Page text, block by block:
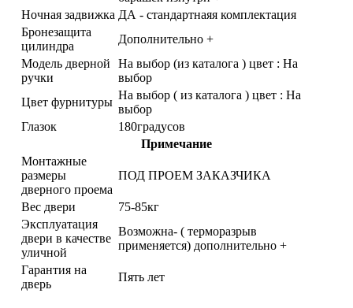
Ночная задвижка ДА - стандартнаяя комплектация
Бронезащита
цилиндра
Дополнительно +
Модель дверной
ручки
На выбор (из каталога ) цвет : На
выбор
Цвет фурнитуры
На выбор ( из каталога ) цвет : На
выбор
Глазок
180градусов
Примечание
Монтажные
размеры
дверного проема
ПОД ПРОЕМ ЗАКАЗЧИКА
Вес двери
75-85кг
Эксплуатация
двери в качестве
уличной
Возможна- ( терморазрыв
применяется) дополнительно +
Гарантия на
дверь
Пять лет